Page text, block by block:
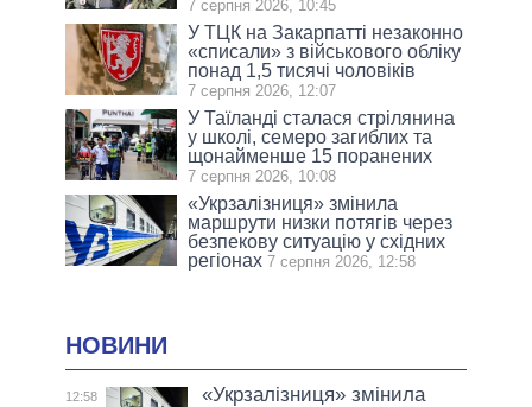
7 серпня 2026, 10:45
У ТЦК на Закарпатті незаконно
«списали» з військового обліку
понад 1,5 тисячі чоловіків
7 серпня 2026, 12:07
У Таїланді сталася стрілянина
у школі, семеро загиблих та
щонайменше 15 поранених
7 серпня 2026, 10:08
«Укрзалізниця» змінила
маршрути низки потягів через
безпекову ситуацію у східних
регіонах 7 серпня 2026, 12:58
НОВИНИ
12:58
«Укрзалізниця» змінила